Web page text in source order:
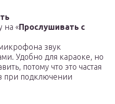
на «Прослушивать с
звук
Удобно для караоке, но
потому что это частая
при подключении